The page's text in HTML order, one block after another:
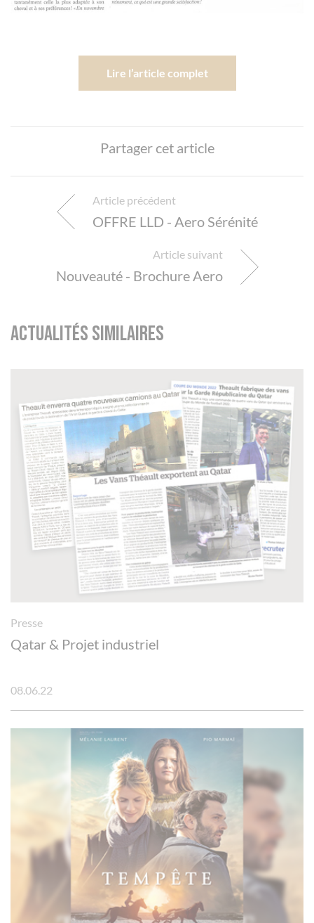
Lire l’article complet
Partager cet article
Article précédent
OFFRE LLD - Aero Sérénité
Article suivant
Nouveauté - Brochure Aero
Actualités similaires
Presse
Qatar & Projet industriel
08.06.22